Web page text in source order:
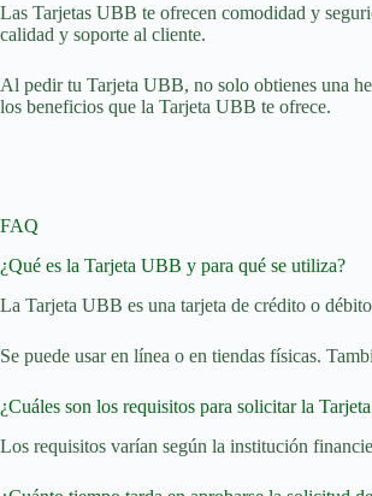
Las Tarjetas UBB te ofrecen comodidad y
calidad y soporte al cliente.
Al pedir tu Tarjeta UBB, no solo obtienes una
los beneficios que la Tarjeta UBB te ofrece.
FAQ
¿Qué es la Tarjeta UBB y para qué se utiliza?
La Tarjeta UBB es una tarjeta de crédito o
Se puede usar en línea o en tiendas físicas.
¿Cuáles son los requisitos para solicitar la
Los requisitos varían según la institución